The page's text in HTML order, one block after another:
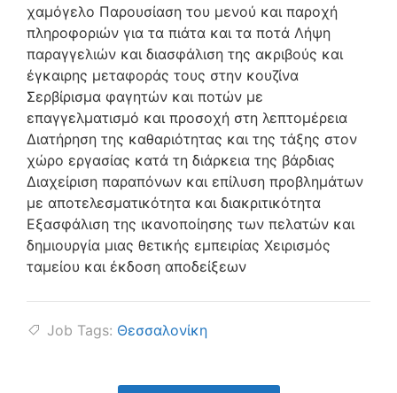
χαμόγελο Παρουσίαση του μενού και παροχή
πληροφοριών για τα πιάτα και τα ποτά Λήψη
παραγγελιών και διασφάλιση της ακριβούς και
έγκαιρης μεταφοράς τους στην κουζίνα
Σερβίρισμα φαγητών και ποτών με
επαγγελματισμό και προσοχή στη λεπτομέρεια
Διατήρηση της καθαριότητας και της τάξης στον
χώρο εργασίας κατά τη διάρκεια της βάρδιας
Διαχείριση παραπόνων και επίλυση προβλημάτων
με αποτελεσματικότητα και διακριτικότητα
Εξασφάλιση της ικανοποίησης των πελατών και
δημιουργία μιας θετικής εμπειρίας Χειρισμός
ταμείου και έκδοση αποδείξεων
Job Tags: Θεσσαλονίκη